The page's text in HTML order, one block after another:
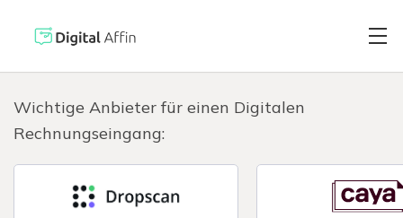
SOFTWARE-BLOG
Wichtige Anbieter für einen Digitalen
Rechnungseingang: